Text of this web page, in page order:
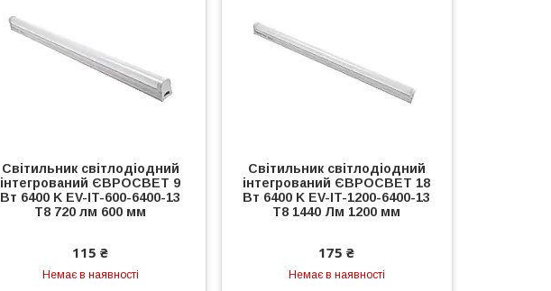
Світильник світлодіодний
інтегрований ЄВРОСВЕТ 9
Вт 6400 K EV-IT-600-6400-13
Т8 720 лм 600 мм
115 ₴
Немає в наявності
Світильник світлодіодний
інтегрований ЄВРОСВЕТ 18
Вт 6400 K EV-IT-1200-6400-13
Т8 1440 Лм 1200 мм
175 ₴
Немає в наявності